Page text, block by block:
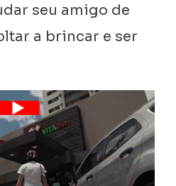
seu amigo de
a brincar e ser